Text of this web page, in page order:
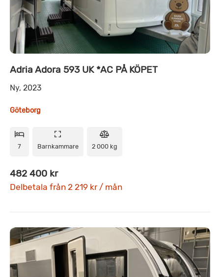
Adria Adora 593 UK *AC PÅ KÖPET
Ny, 2023
Göteborg
7 Barnkammare 2 000 kg
482 400 kr
Delbetala från 2 219 kr / mån